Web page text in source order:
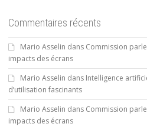
Commentaires récents
Mario Asselin dans Commission
impacts des écrans
Mario Asselin dans Intelligence
d’utilisation fascinants
Mario Asselin dans Commission
impacts des écrans